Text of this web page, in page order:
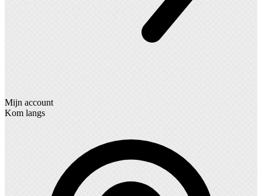
Mijn account
Kom langs